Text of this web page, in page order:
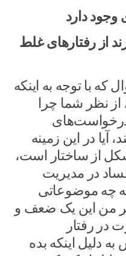
دارد
از رفتارهای غلط
که با توجه به اینکه
از نظر شما چرا
درخواست‌های
آیا در این زمینه
از ساختار است،
در مدیریت
چه موضوعاتی
من این یک ضعف و
در رفتار
دلیل اینکه بده